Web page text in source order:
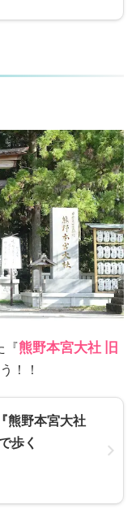
『熊野本宮大社 旧
！！
熊野本宮大社
歩く